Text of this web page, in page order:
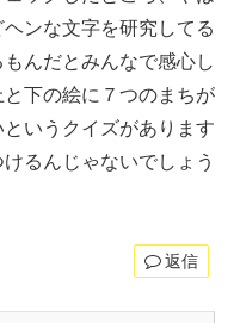
ンな文字を研究してる
んだとみんなで感心し
下の絵に７つのまちが
いうクイズがあります
るんじゃないでしょう
返信